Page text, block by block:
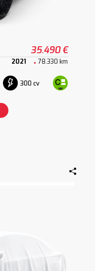
35.490 €
2021 78.330 km
300 cv